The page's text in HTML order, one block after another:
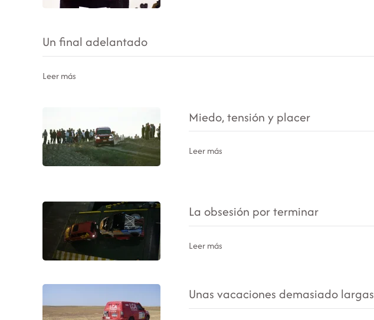
Un final adelantado
Leer más
Miedo, tensión y placer
Leer más
La obsesión por terminar
Leer más
Unas vacaciones demasiado largas